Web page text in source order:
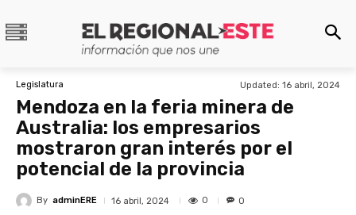
Legislatura Updated: 16 abril, 2024
Mendoza en la feria minera de
Australia: los empresarios
mostraron gran interés por el
potencial de la provincia
By adminERE 16 abril, 2024 0 0